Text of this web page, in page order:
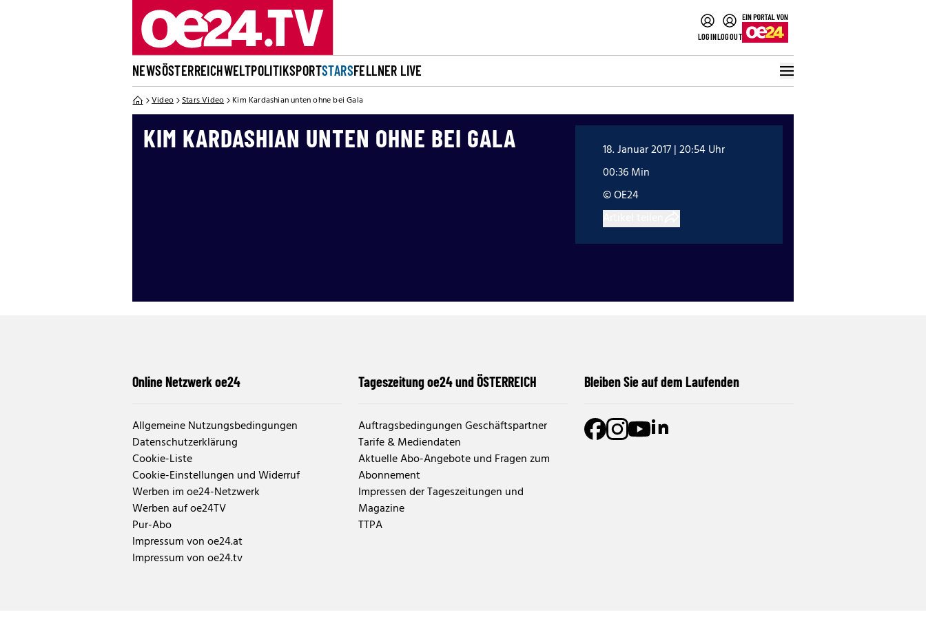
LOGINLOGOUT
NEWSÖSTERREICHWELTPOLITIKSPORTSTARSFELLNER LIVE
Video Stars Video Kim Kardashian unten ohne bei Gala
KIM KARDASHIAN UNTEN OHNE BEI GALA
18. Januar 2017 | 20:54 Uhr
00:36 Min
© OE24
Online Netzwerk oe24
Allgemeine Nutzungsbedingungen
Datenschutzerklärung
Cookie-Liste
Cookie-Einstellungen und Widerruf
Werben im oe24-Netzwerk
Werben auf oe24TV
Pur-Abo
Impressum von oe24.at
Impressum von oe24.tv
Tageszeitung oe24 und ÖSTERREICH
Auftragsbedingungen Geschäftspartner
Tarife & Mediendaten
Aktuelle Abo-Angebote und Fragen zum
Abonnement
Impressen der Tageszeitungen und
Magazine
TTPA
Bleiben Sie auf dem Laufenden